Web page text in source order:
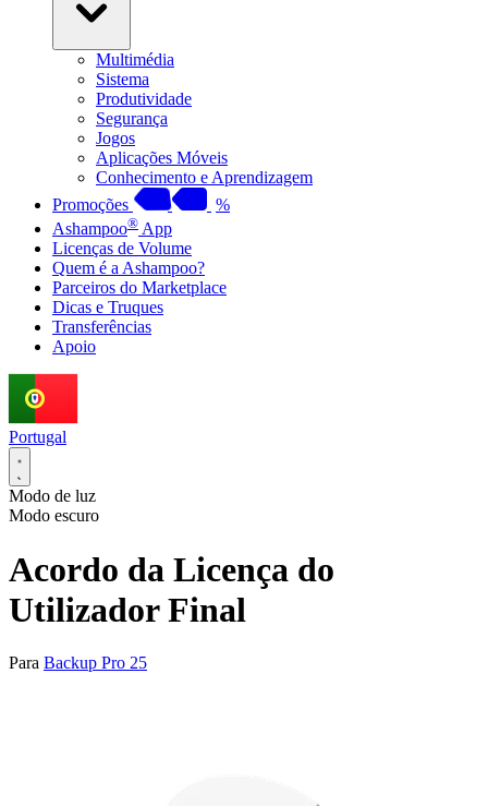
Multimédia
Sistema
Produtividade
Segurança
Jogos
Aplicações Móveis
Conhecimento e Aprendizagem
Promoções
%
Ashampoo® App
Licenças de Volume
Quem é a Ashampoo?
Parceiros do Marketplace
Dicas e Truques
Transferências
Apoio
Portugal
Modo de luz
Modo escuro
Acordo da Licença do
Utilizador Final
Para Backup Pro 25